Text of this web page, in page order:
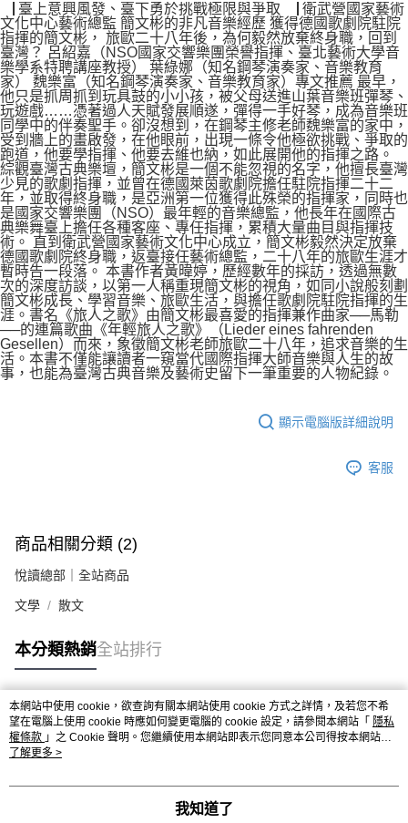
▕ 臺上意興風發、臺下勇於挑戰極限與爭取 ▕ 衛武營國家藝術
文化中心藝術總監 簡文彬的非凡音樂經歷 獲得德國歌劇院駐院
指揮的簡文彬， 旅歐二十八年後，為何毅然放棄終身職，回到
臺灣？ 呂紹嘉（NSO國家交響樂團榮譽指揮、臺北藝術大學音
樂學系特聘講座教授） 葉綠娜（知名鋼琴演奏家、音樂教育
家） 魏樂富（知名鋼琴演奏家、音樂教育家）專文推薦 最早，
他只是抓周抓到玩具鼓的小小孩，被父母送進山葉音樂班彈琴、
玩遊戲……憑著過人天賦發展順遂，彈得一手好琴，成為音樂班
同學中的伴奏聖手。卻沒想到，在鋼琴主修老師魏樂富的家中，
受到牆上的畫啟發，在他眼前，出現一條令他極欲挑戰、爭取的
跑道，他要學指揮、他要去維也納，如此展開他的指揮之路。
綜觀臺灣古典樂壇，簡文彬是一個不能忽視的名字，他擅長臺灣
少見的歌劇指揮，並曾在德國萊茵歌劇院擔任駐院指揮二十二
年，並取得終身職，是亞洲第一位獲得此殊榮的指揮家，同時也
是國家交響樂團（NSO）最年輕的音樂總監，他長年在國際古
典樂舞臺上擔任各種客座、專任指揮，累積大量曲目與指揮技
術。 直到衛武營國家藝術文化中心成立，簡文彬毅然決定放棄
德國歌劇院終身職，返臺接任藝術總監，二十八年的旅歐生涯才
暫時告一段落。 本書作者黃暐婷，歷經數年的採訪，透過無數
次的深度訪談，以第一人稱重現簡文彬的視角，如同小說般刻劃
簡文彬成長、學習音樂、旅歐生活，與擔任歌劇院駐院指揮的生
涯。書名《旅人之歌》由簡文彬最喜愛的指揮兼作曲家──馬勒
──的連篇歌曲《年輕旅人之歌》（Lieder eines fahrenden
Gesellen）而來，象徵簡文彬老師旅歐二十八年，追求音樂的生
活。本書不僅能讓讀者一窺當代國際指揮大師音樂與人生的故
事，也能為臺灣古典音樂及藝術史留下一筆重要的人物紀錄。
顯示電腦版詳細說明
客服
商品相關分類 (2)
悅讀總部｜全站商品
文學 散文
本分類熱銷全站排行
熱門標籤
本網站中使用 cookie，欲查詢有關本網站使用 cookie 方式之詳情，及若您不希
望在電腦上使用 cookie 時應如何變更電腦的 cookie 設定，請參閱本網站「 隱私
權條款 」之 Cookie 聲明。您繼續使用本網站即表示您同意本公司得按本網站使
用條款之 Cookie 聲明使用 cookie。
了解更多 >
我知道了